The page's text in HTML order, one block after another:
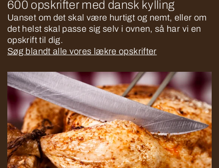
600 opskrifter med dansk kylling
Uanset om det skal være hurtigt og nemt, eller om
det helst skal passe sig selv i ovnen, så har vi en
opskrift til dig.
Søg blandt alle vores lækre opskrifter